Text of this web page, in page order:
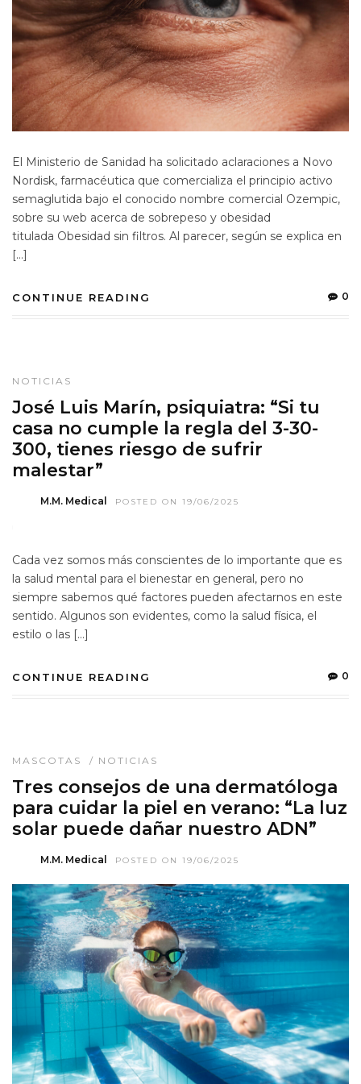
El Ministerio de Sanidad ha solicitado aclaraciones a Novo
Nordisk, farmacéutica que comercializa el principio activo
semaglutida bajo el conocido nombre comercial Ozempic,
sobre su web acerca de sobrepeso y obesidad
titulada Obesidad sin filtros. Al parecer, según se explica en
[…]
CONTINUE READING 0
NOTICIAS
José Luis Marín, psiquiatra: “Si tu
casa no cumple la regla del 3-30-
300, tienes riesgo de sufrir
malestar”
M.M. Medical POSTED ON 19/06/2025
Cada vez somos más conscientes de lo importante que es
la salud mental para el bienestar en general, pero no
siempre sabemos qué factores pueden afectarnos en este
sentido. Algunos son evidentes, como la salud física, el
estilo o las […]
CONTINUE READING 0
MASCOTAS / NOTICIAS
Tres consejos de una dermatóloga
para cuidar la piel en verano: “La luz
solar puede dañar nuestro ADN”
M.M. Medical POSTED ON 19/06/2025